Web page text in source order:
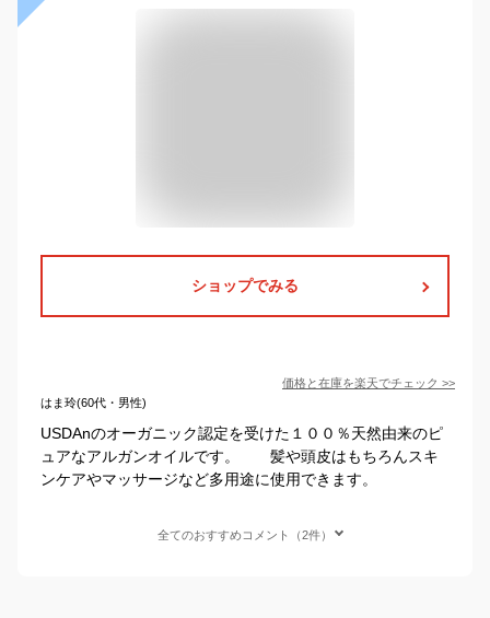
ショップでみる
価格と在庫を楽天でチェック >>
はま玲(60代・男性)
USDAnのオーガニック認定を受けた１００％天然由来のピ
ュアなアルガンオイルです。 髪や頭皮はもちろんスキ
ンケアやマッサージなど多用途に使用できます。
全てのおすすめコメント（2件）